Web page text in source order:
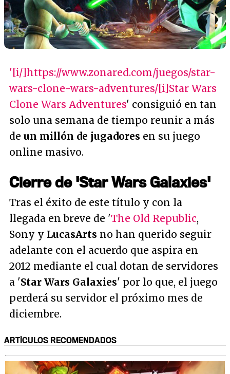
'[i/]https://www.zonared.com/juegos/star-
wars-clone-wars-adventures/[i]Star Wars
Clone Wars Adventures' consiguió en tan
solo una semana de tiempo reunir a más
de un millón de jugadores en su juego
online masivo.
Cierre de 'Star Wars Galaxies'
Tras el éxito de este título y con la
llegada en breve de 'The Old Republic,
Sony y LucasArts no han querido seguir
adelante con el acuerdo que aspira en
2012 mediante el cual dotan de servidores
a 'Star Wars Galaxies' por lo que, el juego
perderá su servidor el próximo mes de
diciembre.
ARTÍCULOS RECOMENDADOS